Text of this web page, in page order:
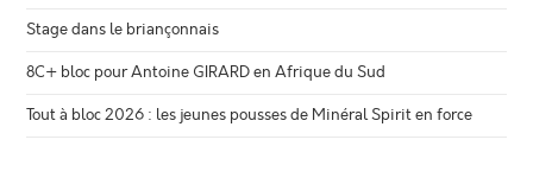
Stage dans le briançonnais
8C+ bloc pour Antoine GIRARD en Afrique du Sud
Tout à bloc 2026 : les jeunes pousses de Minéral Spirit en force